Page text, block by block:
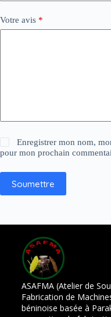
Votre avis *
Enregistrer mon nom,
pour mon prochain
Soumettre
ASAFMA (Atelier de
Fabrication de
béninoise basée à